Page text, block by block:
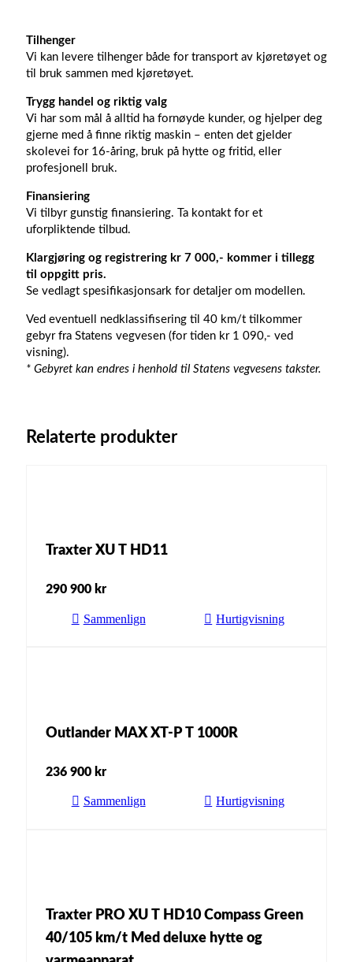
Tilhenger
Vi kan levere tilhenger både for transport av kjøretøyet og
til bruk sammen med kjøretøyet.
Trygg handel og riktig valg
Vi har som mål å alltid ha fornøyde kunder, og hjelper deg
gjerne med å finne riktig maskin – enten det gjelder
skolevei for 16-åring, bruk på hytte og fritid, eller
profesjonell bruk.
Finansiering
Vi tilbyr gunstig finansiering. Ta kontakt for et
uforpliktende tilbud.
Klargjøring og registrering kr 7 000,- kommer i tillegg
til oppgitt pris.
Se vedlagt spesifikasjonsark for detaljer om modellen.
Ved eventuell nedklassifisering til 40 km/t tilkommer
gebyr fra Statens vegvesen (for tiden kr 1 090,- ved
visning).
* Gebyret kan endres i henhold til Statens vegvesens takster.
Relaterte produkter
Traxter XU T HD11
290 900 kr
Sammenlign Hurtigvisning
Outlander MAX XT-P T 1000R
236 900 kr
Sammenlign Hurtigvisning
Traxter PRO XU T HD10 Compass Green
40/105 km/t Med deluxe hytte og